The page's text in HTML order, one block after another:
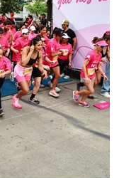
Porteñas de Astor